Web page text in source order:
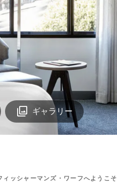
ギャラリー
ッシャーマンズ・ワーフへようこそ